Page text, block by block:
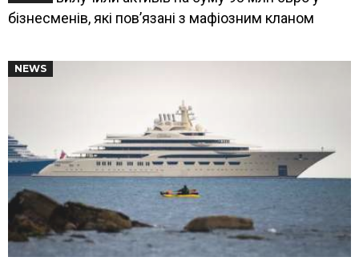
бізнесменів, які пов’язані з мафіозним кланом
NEWS